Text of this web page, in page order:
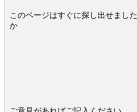
このページはすぐに探し出せました
か